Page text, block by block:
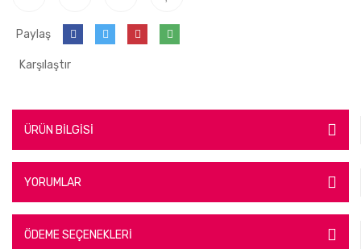
Paylaş
Karşılaştır
ÜRÜN BİLGİSİ
YORUMLAR
ÖDEME SEÇENEKLERİ